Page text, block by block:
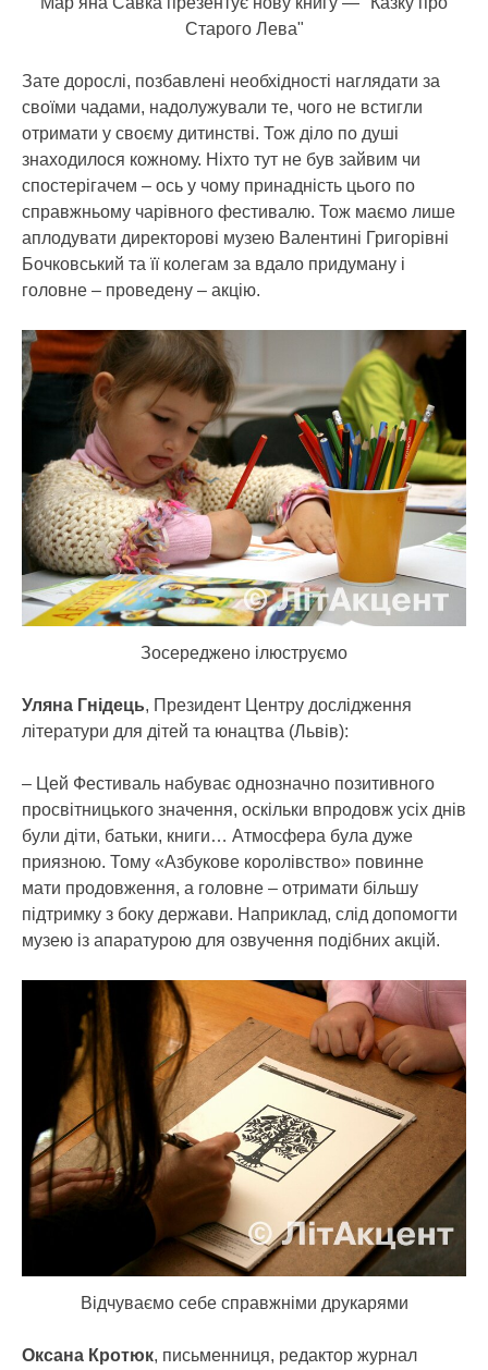
Старого Лева"
Зате дорослі, позбавлені необхідності наглядати за
своїми чадами, надолужували те, чого не встигли
отримати у своєму дитинстві. Тож діло по душі
знаходилося кожному. Ніхто тут не був зайвим чи
спостерігачем – ось у чому принадність цього по
справжньому чарівного фестивалю. Тож маємо лише
аплодувати директорові музею Валентині Григорівні
Бочковський та її колегам за вдало придуману і
головне – проведену – акцію.
Зосереджено ілюструємо
Уляна Гнідець, Президент Центру дослідження
літератури для дітей та юнацтва (Львів):
– Цей Фестиваль набуває однозначно позитивного
просвітницького значення, оскільки впродовж усіх днів
були діти, батьки, книги… Атмосфера була дуже
приязною. Тому «Азбукове королівство» повинне
мати продовження, а головне – отримати більшу
підтримку з боку держави. Наприклад, слід допомогти
музею із апаратурою для озвучення подібних акцій.
Відчуваємо себе справжніми друкарями
Оксана Кротюк, письменниця, редактор журнал